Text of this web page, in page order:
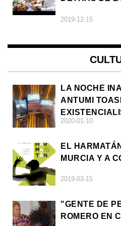
2019-12-15
LA NOCHE
ANTUMI
2020-01-10
EL
MURCIA Y A
2019-03-15
"GENTE DE
ROMERO EN